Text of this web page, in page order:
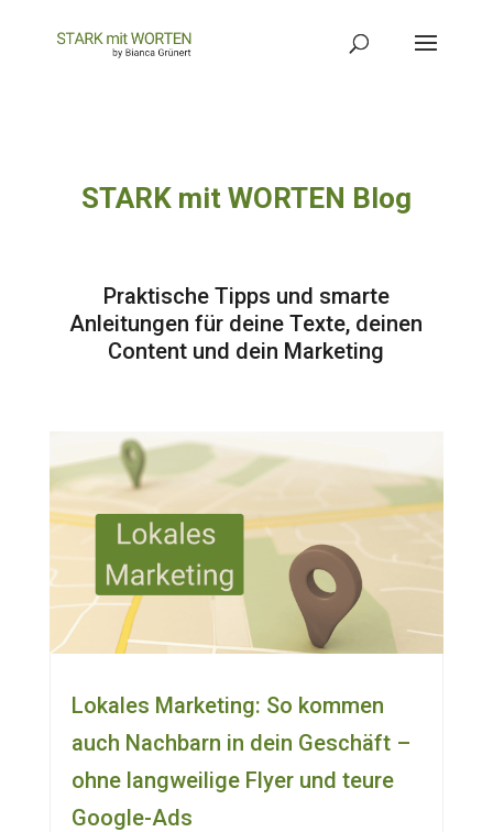
STARK mit WORTEN Blog
Praktische Tipps und smarte
Anleitungen für deine Texte, deinen
Content und dein Marketing
Lokales Marketing: So kommen
auch Nachbarn in dein Geschäft –
ohne langweilige Flyer und teure
Google-Ads